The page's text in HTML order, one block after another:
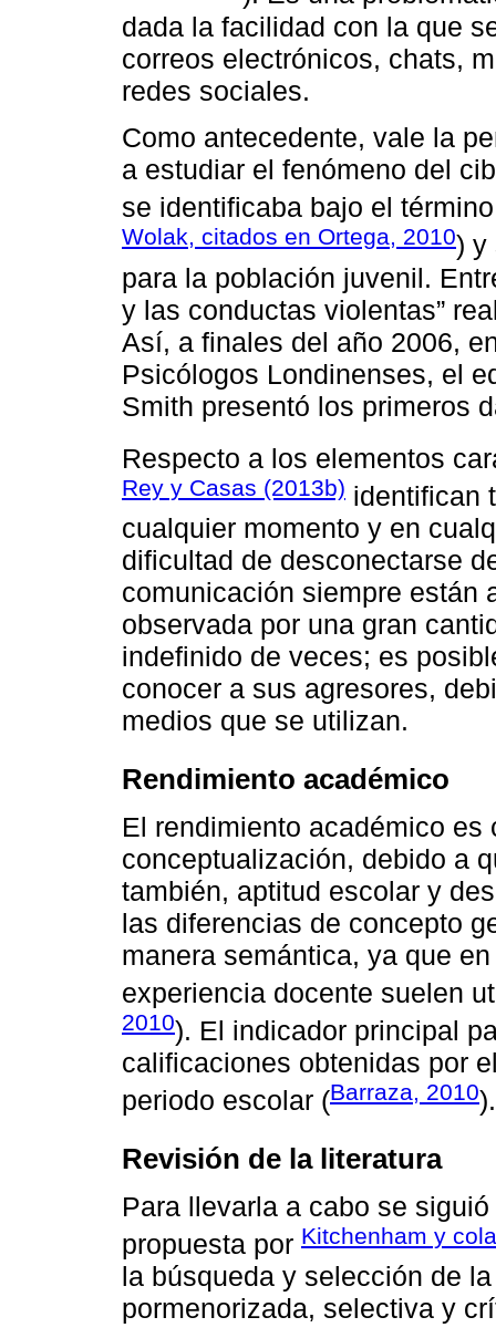
dada la facilidad con la que
correos electrónicos, chats,
redes sociales.
Como antecedente, vale la
a estudiar el fenómeno del
se identificaba bajo el
Wolak, citados en Ortega, 2010) y
para la población juvenil.
y las conductas violentas”
Así, a finales del año 2006,
Psicólogos Londinenses, el
Smith presentó los primeros
Respecto a los elementos
Rey y Casas (2013b) identifican
cualquier momento y en
dificultad de desconectarse
comunicación siempre están
observada por una gran
indefinido de veces; es
conocer a sus agresores,
medios que se utilizan.
Rendimiento académico
El rendimiento académico es
conceptualización, debido a
también, aptitud escolar y
las diferencias de concepto
manera semántica, ya que
experiencia docente suelen
2010). El indicador principal
calificaciones obtenidas por
periodo escolar (Barraza, 2010).
Revisión de la literatura
Para llevarla a cabo se
propuesta por Kitchenham y
la búsqueda y selección de
pormenorizada, selectiva y